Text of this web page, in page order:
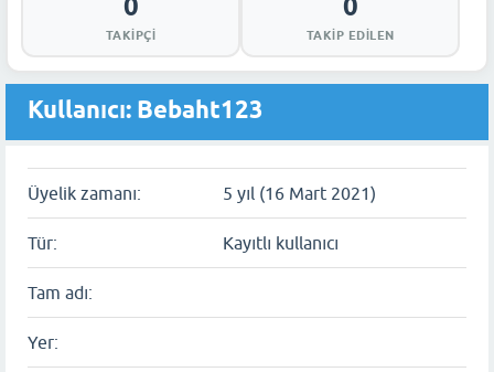
TAKIPÇI TAKIP EDILEN
Kullanıcı: Bebaht123
Üyelik zamanı: 5 yıl (16 Mart 2021)
Tür: Kayıtlı kullanıcı
Tam adı:
Yer: